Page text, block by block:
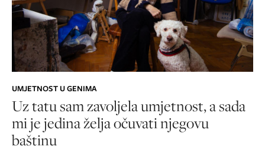
UMJETNOST U GENIMA
Uz tatu sam zavoljela umjetnost, a sada
mi je jedina želja očuvati njegovu
baštinu